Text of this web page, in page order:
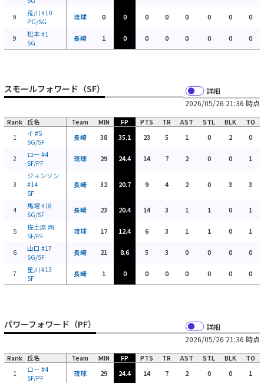
9
荒川 #10
PG/SG
琉球 0 0 0 0 0 0 0 0
9 松本#1
SG
長崎 1 0 0 0 0 0 0 0
スモールフォワード（SF） 詳細
2026/05/26 21:36 時点
Rank 氏名 Team MIN FP PTS TR AST STL BLK
TO
1
イ #5
SG/SF
長崎 38 35.1 23 5 1 0 2 0
2 ロー #4
SF/PF
琉球 29 24.4 14 7 2 0 0 1
3
ジョンソン
#14
SF
長崎 32 20.7 9 4 2 0 3 3
4 馬場 #18
SG/SF
長崎 23 20.4 14 3 1 1 0 1
5 佐土原 #8
SF/PF
琉球 17 12.4 6 3 1 1 0 1
6 山口 #17
SG/SF
長崎 21 8.6 5 3 0 0 0 0
7 星川 #13
SF
長崎 1 0 0 0 0 0 0 0
パワーフォワード（PF） 詳細
2026/05/26 21:36 時点
Rank 氏名 Team MIN FP PTS TR AST STL BLK
TO
1
ロー #4
SF/PF
琉球 29 24.4 14 7 2 0 0 1